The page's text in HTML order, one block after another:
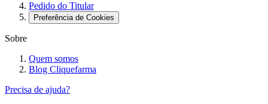
Pedido do Titular
Preferência de Cookies
Sobre
Quem somos
Blog Cliquefarma
Precisa de ajuda?